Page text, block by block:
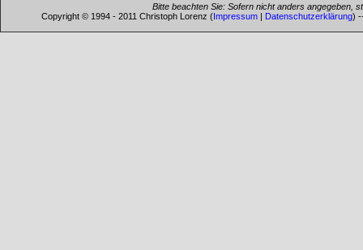
Bitte beachten Sie: Sofern nicht anders angegeben,
Copyright © 1994 - 2011 Christoph Lorenz (Impressum| Datenschutzerklärung)